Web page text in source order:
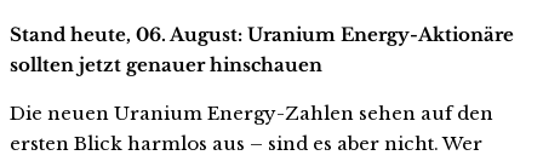
Stand heute, 06. August: Uranium Energy-Aktionäre
sollten jetzt genauer hinschauen
Die neuen Uranium Energy-Zahlen sehen auf den
ersten Blick harmlos aus – sind es aber nicht. Wer